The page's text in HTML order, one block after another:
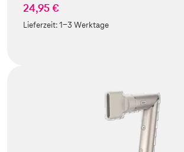
24,95 €
Lieferzeit:1-3 Werktage